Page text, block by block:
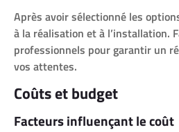
Après avoir sélectionné les
à la réalisation et à l’installation.
professionnels pour garantir un
vos attentes.
Coûts et budget
Facteurs influençant le coût